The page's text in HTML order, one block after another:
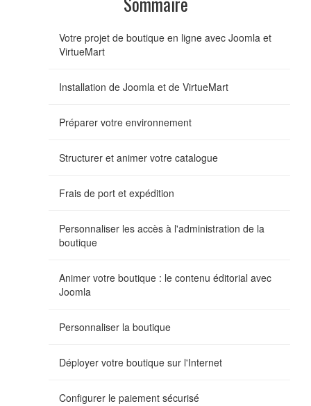
Votre projet de boutique en ligne avec Joomla et
VirtueMart
Installation de Joomla et de VirtueMart
Préparer votre environnement
Structurer et animer votre catalogue
Frais de port et expédition
Personnaliser les accès à l'administration de la
boutique
Animer votre boutique : le contenu éditorial avec
Joomla
Personnaliser la boutique
Déployer votre boutique sur l'Internet
Configurer le paiement sécurisé